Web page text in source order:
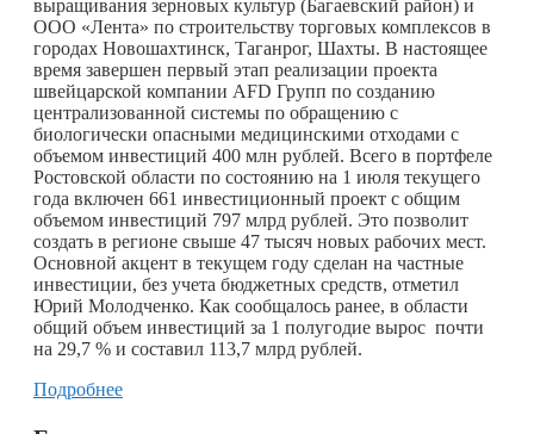
выращивания зерновых культур (Багаевский район) и
ООО «Лента» по строительству торговых комплексов в
городах Новошахтинск, Таганрог, Шахты. В настоящее
время завершен первый этап реализации проекта
швейцарской компании AFD Групп по созданию
централизованной системы по обращению с
биологически опасными медицинскими отходами с
объемом инвестиций 400 млн рублей. Всего в портфеле
Ростовской области по состоянию на 1 июля текущего
года включен 661 инвестиционный проект с общим
объемом инвестиций 797 млрд рублей. Это позволит
создать в регионе свыше 47 тысяч новых рабочих мест.
Основной акцент в текущем году сделан на частные
инвестиции, без учета бюджетных средств, отметил
Юрий Молодченко. Как сообщалось ранее, в области
общий объем инвестиций за 1 полугодие вырос почти
на 29,7 % и составил 113,7 млрд рублей.
Подробнее